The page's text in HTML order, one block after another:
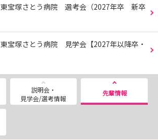
東宝塚さとう病院 選考会（2027年卒 新卒
東宝塚さとう病院 見学会【2027年以降卒・
説明会・
見学会/選考情報
先輩情報